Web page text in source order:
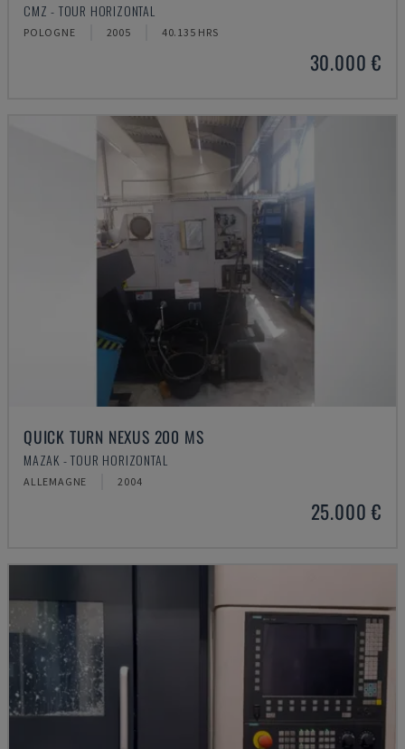
CMZ - TOUR HORIZONTAL
POLOGNE 2005 40.135 HRS
30.000 €
QUICK TURN NEXUS 200 MS
MAZAK - TOUR HORIZONTAL
ALLEMAGNE 2004
25.000 €